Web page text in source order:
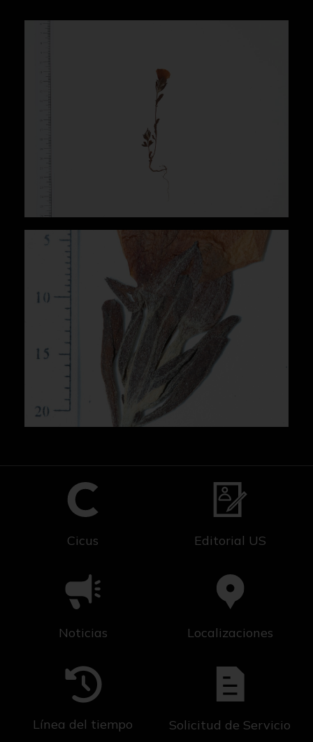
Cicus Editorial US
Noticias Localizaciones
Línea del tiempo Solicitud de Servicio